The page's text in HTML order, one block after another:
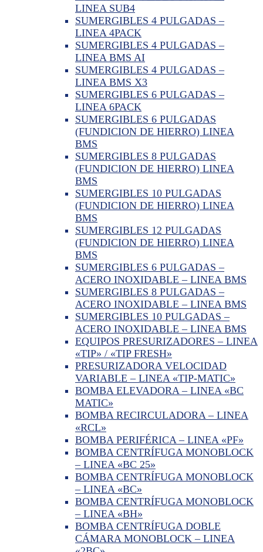
LINEA SUB4
SUMERGIBLES 4 PULGADAS –
LINEA 4PACK
SUMERGIBLES 4 PULGADAS –
LINEA BMS AI
SUMERGIBLES 4 PULGADAS –
LINEA BMS X3
SUMERGIBLES 6 PULGADAS –
LINEA 6PACK
SUMERGIBLES 6 PULGADAS
(FUNDICION DE HIERRO) LINEA
BMS
SUMERGIBLES 8 PULGADAS
(FUNDICION DE HIERRO) LINEA
BMS
SUMERGIBLES 10 PULGADAS
(FUNDICION DE HIERRO) LINEA
BMS
SUMERGIBLES 12 PULGADAS
(FUNDICION DE HIERRO) LINEA
BMS
SUMERGIBLES 6 PULGADAS –
ACERO INOXIDABLE – LINEA BMS
SUMERGIBLES 8 PULGADAS –
ACERO INOXIDABLE – LINEA BMS
SUMERGIBLES 10 PULGADAS –
ACERO INOXIDABLE – LINEA BMS
EQUIPOS PRESURIZADORES – LINEA
«TIP» / «TIP FRESH»
PRESURIZADORA VELOCIDAD
VARIABLE – LINEA «TIP-MATIC»
BOMBA ELEVADORA – LINEA «BC
MATIC»
BOMBA RECIRCULADORA – LINEA
«RCL»
BOMBA PERIFÉRICA – LINEA «PF»
BOMBA CENTRÍFUGA MONOBLOCK
– LINEA «BC 25»
BOMBA CENTRÍFUGA MONOBLOCK
– LINEA «BC»
BOMBA CENTRÍFUGA MONOBLOCK
– LINEA «BH»
BOMBA CENTRÍFUGA DOBLE
CÁMARA MONOBLOCK – LINEA